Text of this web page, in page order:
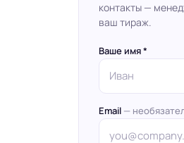
контакты —
ваш тираж.
Ваше имя *
Email —